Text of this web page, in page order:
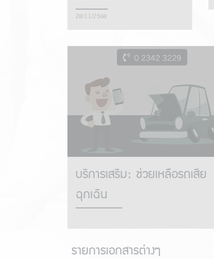
28/11/2568
บริการเสริม: ช่วยเหลือรถเสีย
ฉุกเฉิน
รายการเอกสารต่างๆ